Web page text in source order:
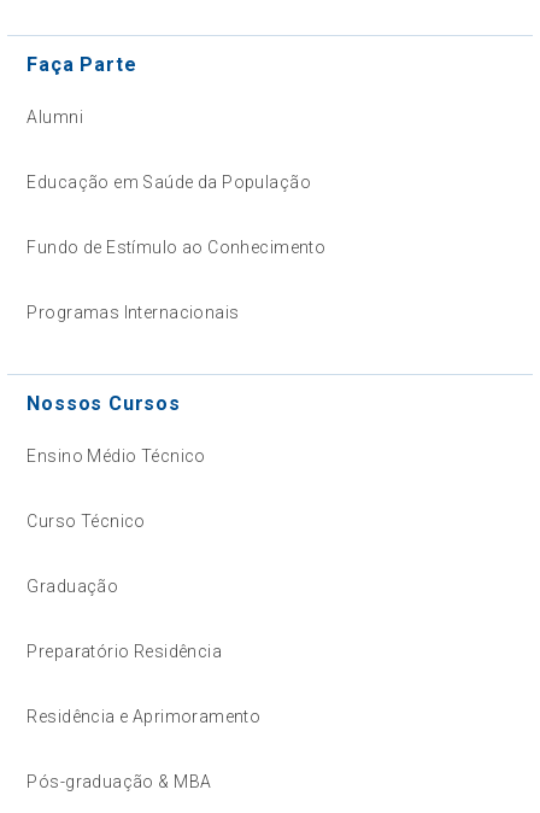
Faça Parte
Alumni
Educação em Saúde da População
Fundo de Estímulo ao Conhecimento
Programas Internacionais
Nossos Cursos
Ensino Médio Técnico
Curso Técnico
Graduação
Preparatório Residência
Residência e Aprimoramento
Pós-graduação & MBA